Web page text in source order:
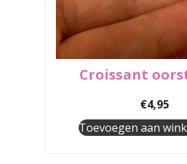
Croissant
€4,95
Toevoegen aan